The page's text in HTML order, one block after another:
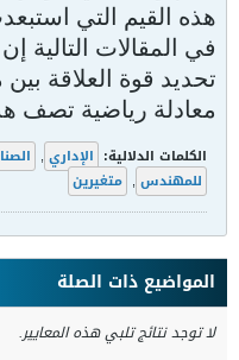
هذه القيم التي
في المقالات
تحديد قوة العلاقة
معادلة رياضية تصف
الكلمات الدلالية: الإداري ,
للمهندس , متغيرين
المواضيع ذات الصلة
لا توجد نتائج تلبي هذه المعايير.